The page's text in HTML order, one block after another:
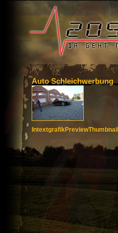
Auto Schleichwerbung
IntextgrafikPreviewThumbnail